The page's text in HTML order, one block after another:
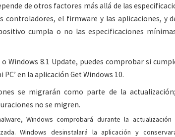
de otros factores más allá de las
el firmware y las aplicaciones, y
cumpla o no las especificaciones
Windows 8.1 Update, puedes comprobar si
en la aplicación Get Windows 10.
se migrarán como parte de la
no se migren.
Windows comprobará durante la
Windows desinstalará la aplicación y